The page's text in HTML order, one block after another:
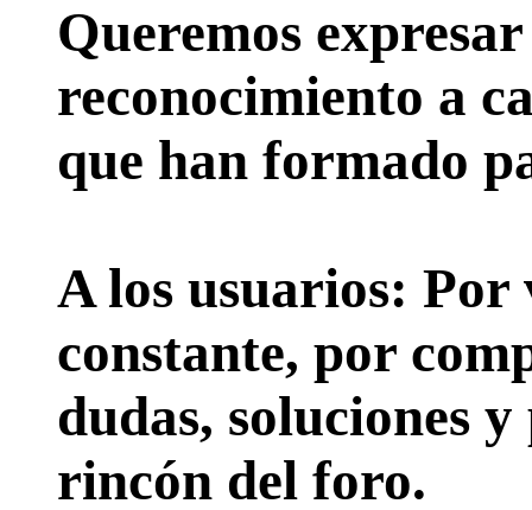
Queremos
reconocimiento a
que han formado
A los usuarios: Por
constante, por
dudas, soluciones
rincón del foro.